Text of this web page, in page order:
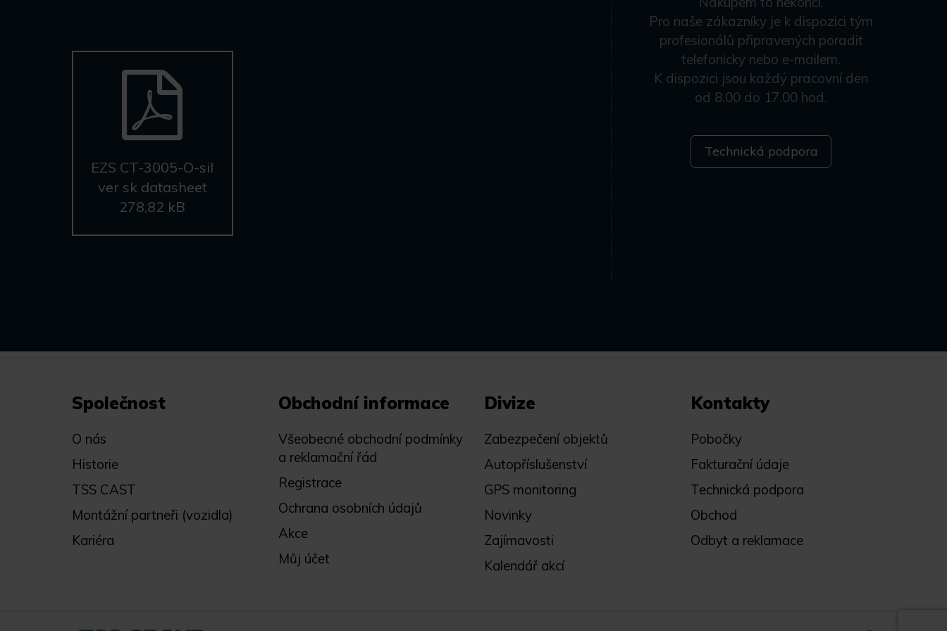
EZS CT-3005-O-sil
ver sk datasheet
278,82 kB
Pro naše zákazníky je k dispozici tým
profesionálů připravených poradit
telefonicky nebo e-mailem.
K dispozici jsou každý pracovní den
od 8.00 do 17.00 hod.
Technická podpora
Společnost
O nás
Historie
TSS CAST
Montážní partneři (vozidla)
Kariéra
Obchodní informace
Všeobecné obchodní podmínky
a reklamační řád
Registrace
Ochrana osobních údajů
Akce
Můj účet
Divize
Zabezpečení objektů
Autopříslušenství
GPS monitoring
Novinky
Zajímavosti
Kalendář akcí
Kontakty
Pobočky
Fakturační údaje
Technická podpora
Obchod
Odbyt a reklamace